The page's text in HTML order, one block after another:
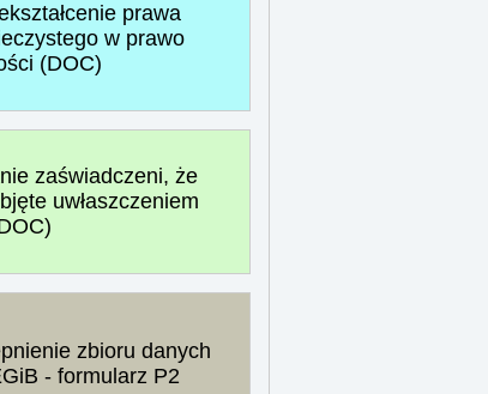
prawa
w prawo
(DOC)
zaświadczeni, że
uwłaszczeniem
zbioru danych
- formularz P2